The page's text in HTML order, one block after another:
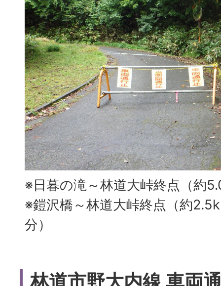
※日暮の滝～林道大峠終点（約
※鎧沢橋～林道大峠終点（約
分）
林道市野大内線 車両